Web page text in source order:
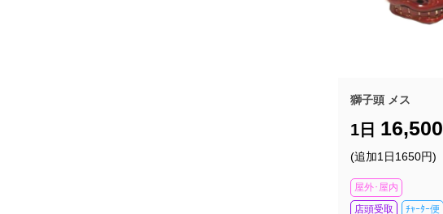
獅子頭 メス
1日 16,500
(追加1日1650円)
屋外･屋内
店頭受取
ﾁｬｰﾀｰ便